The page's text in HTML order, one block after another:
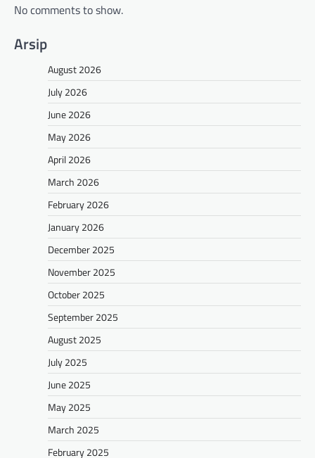
No comments to show.
Arsip
August 2026
July 2026
June 2026
May 2026
April 2026
March 2026
February 2026
January 2026
December 2025
November 2025
October 2025
September 2025
August 2025
July 2025
June 2025
May 2025
March 2025
February 2025